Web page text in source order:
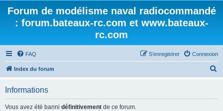
Forum de modélisme naval radiocommandé
: forum.bateaux-rc.com et www.bateaux-
rc.com
FAQ Connexion
S’enregistrer
Index du forum
Informations
Vous avez été banni définitivement de ce forum.